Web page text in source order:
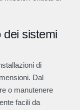
dei sistemi
di
Dal
o manutenere
facili da